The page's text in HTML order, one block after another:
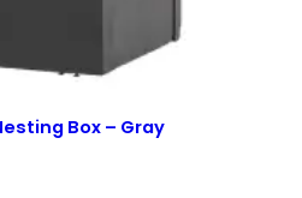
Box – Gray